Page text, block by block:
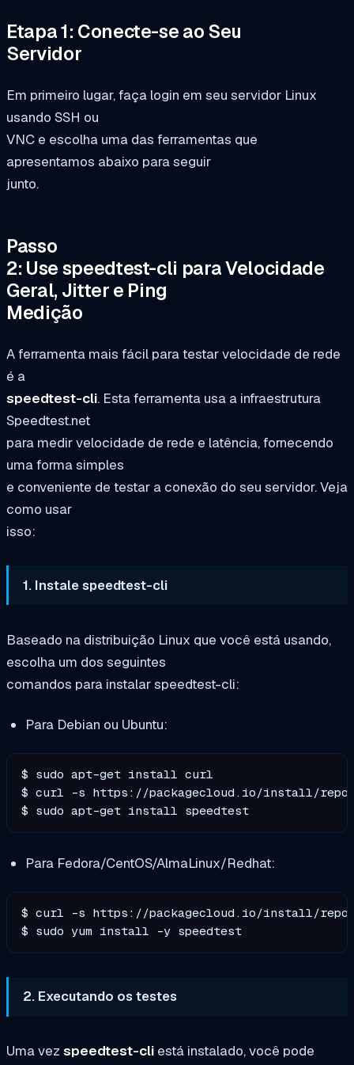
Etapa 1: Conecte-se ao Seu
Servidor
Em primeiro lugar, faça login em seu servidor Linux
usando SSH ou
VNC e escolha uma das ferramentas que
apresentamos abaixo para seguir
junto.
Passo
2: Use speedtest-cli para Velocidade
Geral, Jitter e Ping
Medição
A ferramenta mais fácil para testar velocidade de rede
é a
speedtest-cli. Esta ferramenta usa a infraestrutura
Speedtest.net
para medir velocidade de rede e latência, fornecendo
uma forma simples
e conveniente de testar a conexão do seu servidor. Veja
como usar
isso:
1. Instale speedtest-cli
Baseado na distribuição Linux que você está usando,
escolha um dos seguintes
comandos para instalar speedtest-cli:
Para Debian ou Ubuntu:
$ sudo apt-get install curl
$ curl -s https://packagecloud.io/install/
$ sudo apt-get install speedtest
Para Fedora/CentOS/AlmaLinux/Redhat:
$ curl -s https://packagecloud.io/install/
$ sudo yum install -y speedtest
2. Executando os testes
Uma vez speedtest-cli está instalado, você pode